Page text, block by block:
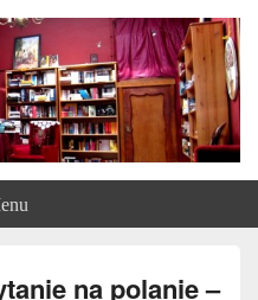
na polanie –